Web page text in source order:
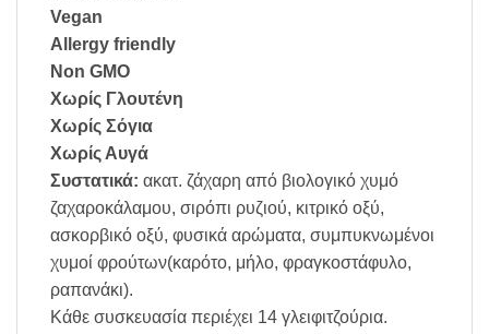
Vegan
Allergy friendly
Non GMO
Χωρίς Γλουτένη
Χωρίς Σόγια
Χωρίς Αυγά
Συστατικά: ακατ. ζάχαρη από βιολογικό χυμό
ζαχαροκάλαμου, σιρόπι ρυζιού, κιτρικό οξύ,
ασκορβικό οξύ, φυσικά αρώματα, συμπυκνωμένοι
χυμοί φρούτων(καρότο, μήλο, φραγκοστάφυλο,
ραπανάκι).
Κάθε συσκευασία περιέχει 14 γλειφιτζούρια.